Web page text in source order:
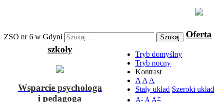
ZSO nr 6 w Gdyni Szukaj
Tryb domyślny
Tryb nocny
Kontrast
A A A
Stały układ Szeroki układ
A- A A+
Oferta
szkoły
Wsparcie psychologa
i pedagoga